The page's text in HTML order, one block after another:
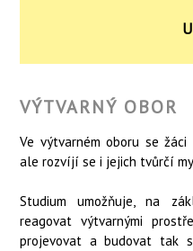
VÝTVARNÝ OBOR
Ve výtvarném oboru se
ale rozvíjí se i jejich tvůrčí
Studium umožňuje, na
reagovat výtvarnými
projevovat a budovat tak